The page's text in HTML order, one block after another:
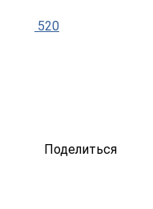
520
Поделиться